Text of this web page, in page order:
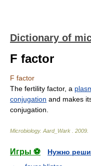
Dictionary of
F factor
F factor
The fertility factor, a
conjugation and makes
conjugation.
Microbiology. Aard_Wark 2009
Игры ⚽
Нужно